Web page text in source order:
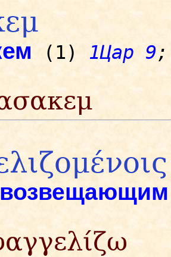
(1) 1Цар 9;